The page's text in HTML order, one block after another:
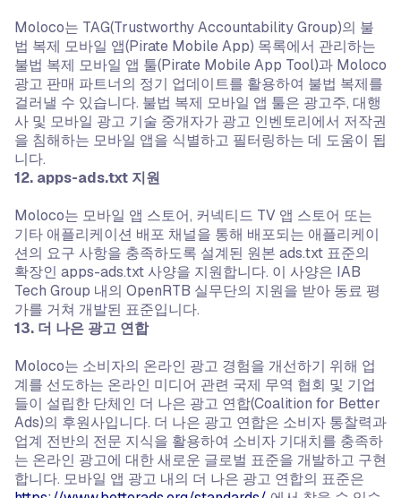
Moloco는 TAG(Trustworthy Accountability Group)의 불
법 복제 모바일 앱(Pirate Mobile App) 목록에서 관리하는
불법 복제 모바일 앱 툴(Pirate Mobile App Tool)과 Moloco
광고 판매 파트너의 정기 업데이트를 활용하여 불법 복제를
걸러낼 수 있습니다. 불법 복제 모바일 앱 툴은 광고주, 대행
사 및 모바일 광고 기술 중개자가 광고 인벤토리에서 저작권
을 침해하는 모바일 앱을 식별하고 필터링하는 데 도움이 됩
니다.
12. apps-ads.txt 지원
Moloco는 모바일 앱 스토어, 커넥티드 TV 앱 스토어 또는
기타 애플리케이션 배포 채널을 통해 배포되는 애플리케이
션의 요구 사항을 충족하도록 설계된 원본 ads.txt 표준의
확장인 apps-ads.txt 사양을 지원합니다. 이 사양은 IAB
Tech Group 내의 OpenRTB 실무단의 지원을 받아 동료 평
가를 거쳐 개발된 표준입니다.
13. 더 나은 광고 연합
Moloco는 소비자의 온라인 광고 경험을 개선하기 위해 업
계를 선도하는 온라인 미디어 관련 국제 무역 협회 및 기업
들이 설립한 단체인 더 나은 광고 연합(Coalition for Better
Ads)의 후원사입니다. 더 나은 광고 연합은 소비자 통찰력과
업계 전반의 전문 지식을 활용하여 소비자 기대치를 충족하
는 온라인 광고에 대한 새로운 글로벌 표준을 개발하고 구현
합니다. 모바일 앱 광고 내의 더 나은 광고 연합의 표준은